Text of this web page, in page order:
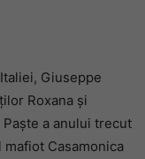
Giuseppe
Roxana și
a anului trecut
Casamonica